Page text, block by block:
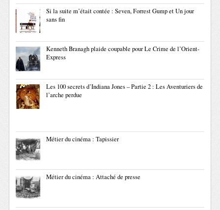
Si la suite m’était contée : Seven, Forrest Gump et Un jour
sans fin
Kenneth Branagh plaide coupable pour Le Crime de l’Orient-
Express
Les 100 secrets d’Indiana Jones – Partie 2 : Les Aventuriers de
l’arche perdue
Métier du cinéma : Tapissier
Métier du cinéma : Attaché de presse